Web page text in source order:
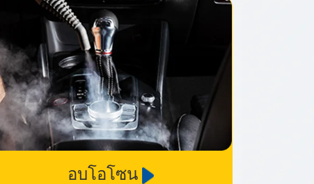
อบโอโซน